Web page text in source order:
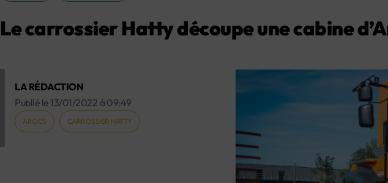
Le carrossier Hatty découpe une cabine
LA RÉDACTION
Publié le 13/01/2022 à 09:49
AROCS CARROSSIER HATTY